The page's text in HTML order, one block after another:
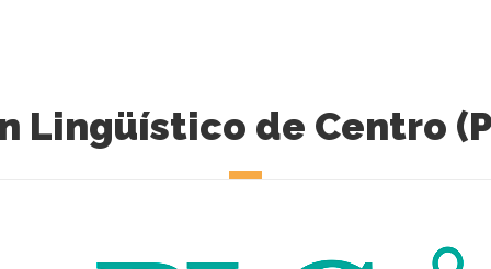
Lingüístico de Centro